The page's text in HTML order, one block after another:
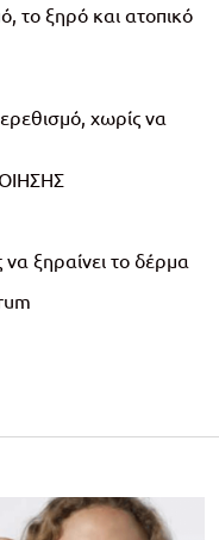
το ξηρό και ατοπικό
χωρίς να
ξηραίνει το δέρμα